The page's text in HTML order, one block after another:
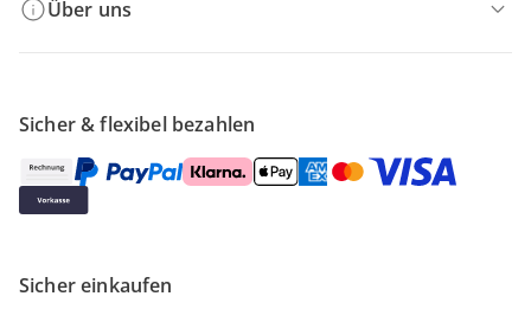
Über uns
Sicher & flexibel bezahlen
Sicher einkaufen